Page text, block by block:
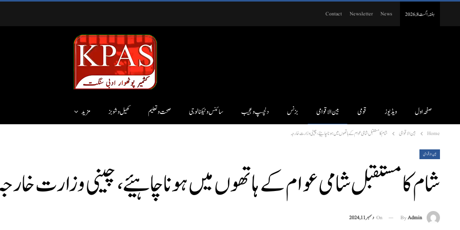
ہفتہ, اگست 8, 2026 News
Newsletter
Contact
صفحہ اول ویڈیوز قومی بین الاقوامی بزنس دلچسپ و عجیب سائنس وٹیکنالوجی صحت و تعلیم کھیل و شوبز مزید
Home بین الاقوامی شام کا مستقبل شامی عوام کے ہاتھوں میں ہونا چاہیئے، چینی وزارت خارجہ
بین الاقوامی
شام کا مستقبل شامی عوام کے ہاتھوں میں ہونا چاہیئے، چینی وزارت
ByAdmin
On دسمبر 11, 2024